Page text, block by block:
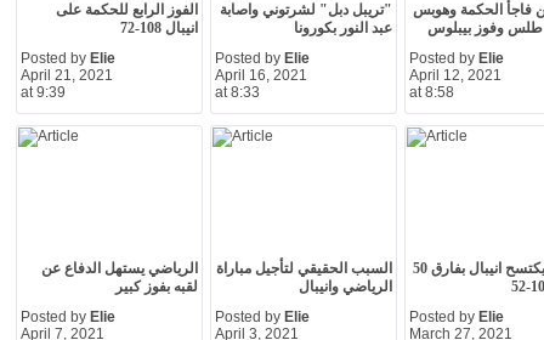
الفوز الرابع للحكمة على
انيبال 108-72
Posted by Elie
April 21, 2021
at 9:39
"تريبل دبل" لشرتوني واصابة
عبد النور بكورونا
Posted by Elie
April 16, 2021
at 8:33
فاجأ الحكمة وهوبس
وفوز بيبلوس
Posted by Elie
April 12, 2021
at 8:58
الرياضي يستهل الدفاع عن
لقبه بفوز كبير
Posted by Elie
April 7, 2021
السبب الحقيقي لتأجيل مباراة
الرياضي وانيبال
Posted by Elie
April 3, 2021
بيروت يكتسح انيبال بفارق 50
Posted by Elie
March 27, 2021